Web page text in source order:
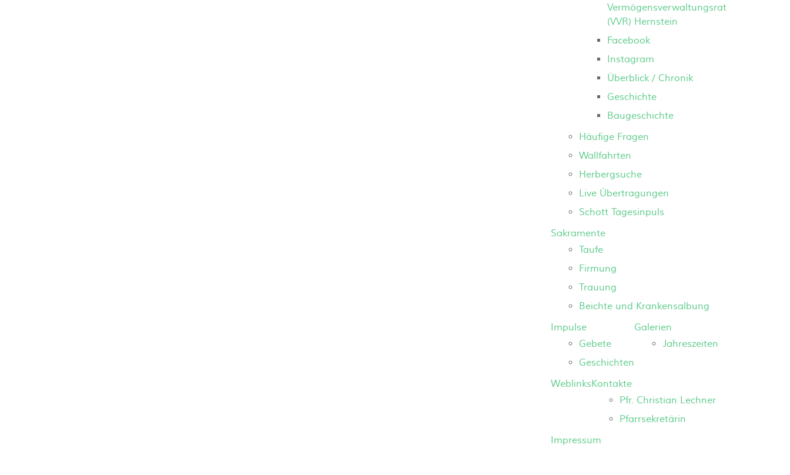
Vermögensverwaltungsrat
(VVR) Hernstein
Facebook
Instagram
Überblick / Chronik
Geschichte
Baugeschichte
Häufige Fragen
Wallfahrten
Herbergsuche
Live Übertragungen
Schott Tagesinpuls
Sakramente
Taufe
Firmung
Trauung
Beichte und Krankensalbung
Impulse
Gebete
Geschichten
Galerien
Jahreszeiten
WeblinksKontakte
Pfr. Christian Lechner
Pfarrsekretärin
Impressum